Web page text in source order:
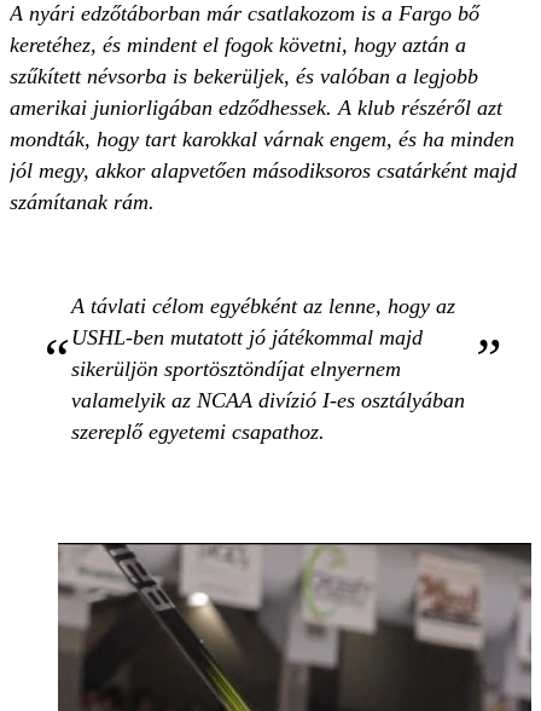
A nyári edzőtáborban már csatlakozom is a Fargo bő
keretéhez, és mindent el fogok követni, hogy aztán a
szűkített névsorba is bekerüljek, és valóban a legjobb
amerikai juniorligában edződhessek. A klub részéről azt
mondták, hogy tart karokkal várnak engem, és ha minden
jól megy, akkor alapvetően másodiksoros csatárként majd
számítanak rám.
A távlati célom egyébként az lenne, hogy az
USHL-ben mutatott jó játékommal majd
sikerüljön sportösztöndíjat elnyernem
valamelyik az NCAA divízió I-es osztályában
szereplő egyetemi csapathoz.